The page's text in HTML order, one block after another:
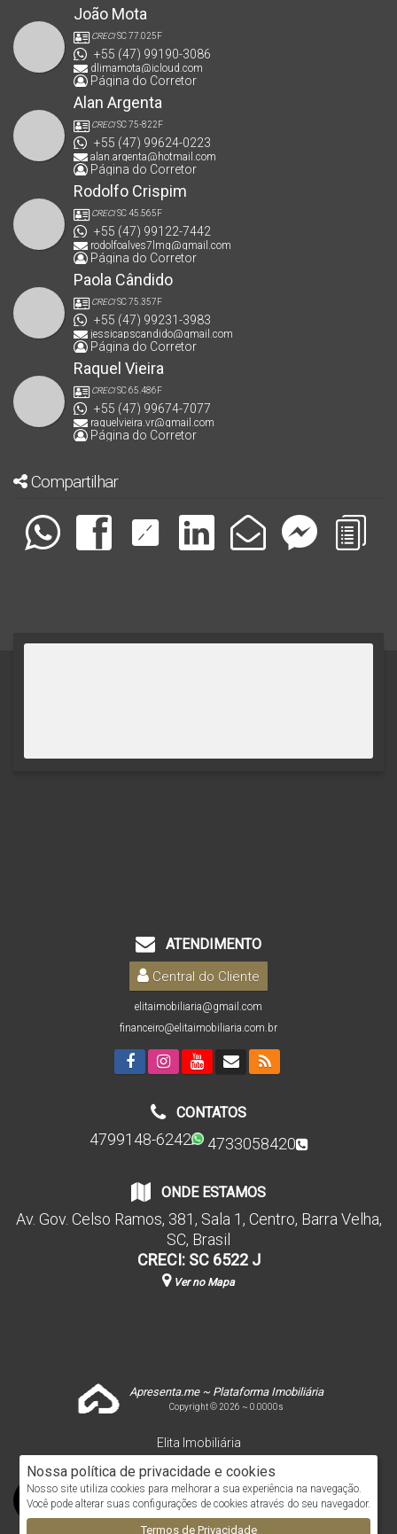
Nossa política de privacidade e cookies
Nosso site utiliza cookies para melhorar a sua experiência na navegação.
Você pode alterar suas configurações de cookies através do seu navegador.
Termos de Privacidade
João Mota
CRECISC 77.025F
+55 (47) 99190-3086
dlimamota@icloud.com
Página do Corretor
Alan Argenta
CRECISC 75-822F
+55 (47) 99624-0223
alan.argenta@hotmail.com
Página do Corretor
Rodolfo Crispim
CRECISC 45.565F
+55 (47) 99122-7442
rodolfoalves7lmg@gmail.com
Página do Corretor
Paola Cândido
CRECISC 75.357F
+55 (47) 99231-3983
jessicapscandido@gmail.com
Página do Corretor
Raquel Vieira
CRECISC 65.486F
+55 (47) 99674-7077
raquelvieira.vr@gmail.com
Página do Corretor
Compartilhar
ATENDIMENTO
Central do Cliente
elitaimobiliaria@gmail.com
financeiro@elitaimobiliaria.com.br
CONTATOS
4799148-6242 4733058420
ONDE ESTAMOS
Av. Gov. Celso Ramos, 381 , Sala 1 , Centro, Barra Velha,
SC, Brasil
CRECI: SC 6522 J
Ver no Mapa
Apresenta.me ~ Plataforma Imobiliária
Copyright © 2026 ~ 0.0000s
Elita Imobiliária
www.elitaimobiliaria.com.br